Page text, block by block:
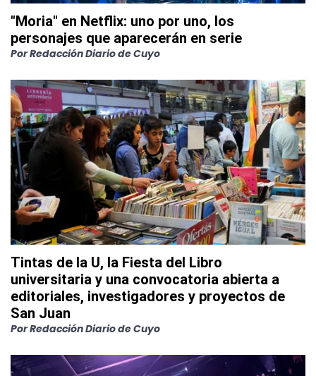
"Moria" en Netflix: uno por uno, los
personajes que aparecerán en serie
PorRedacción Diario de Cuyo
Tintas de la U, la Fiesta del Libro
universitaria y una convocatoria abierta a
editoriales, investigadores y proyectos de
San Juan
PorRedacción Diario de Cuyo